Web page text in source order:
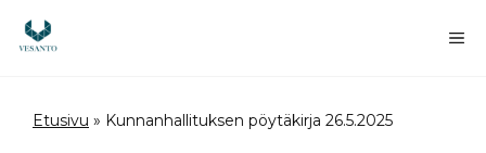
sisältöön
Etusivu » Kunnanhallituksen pöytäkirja 26.5.2025